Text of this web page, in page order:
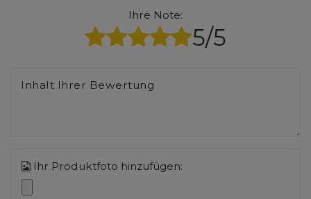
Ihre Note:
5/5
Inhalt Ihrer Bewertung
Ihr Produktfoto hinzufügen: